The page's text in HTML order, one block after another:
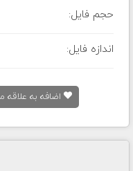
حجم فایل:
اندازه فایل:
اضافه به علاقه